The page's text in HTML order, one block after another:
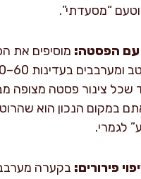
“מסעדתי”.
עם הפסטה: מוסיפים את
שכל צינור פסטה מצופה
במקום הנכון הוא
לגמרי.
פירורים: